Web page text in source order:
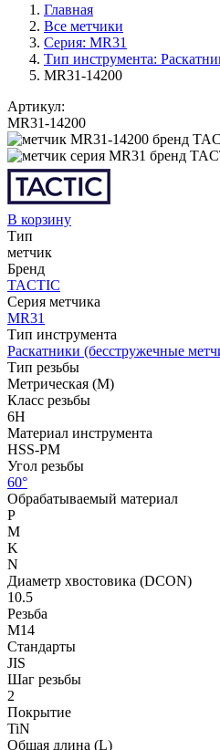
Главная
Все метчики
Серия: MR31
Тип инструмента:
MR31-14200
Артикул:
MR31-14200
В корзину
Тип
метчик
Бренд
TACTIC
Серия метчика
MR31
Тип инструмента
Раскатники (бесстружечные
Тип резьбы
Метрическая (M)
Класс резьбы
6H
Материал инструмента
HSS-PM
Угол резьбы
60°
Обрабатываемый материал
P
M
K
N
Диаметр хвостовика (DCON)
10.5
Резьба
M14
Стандарты
JIS
Шаг резьбы
2
Покрытие
TiN
Общая длина (L)